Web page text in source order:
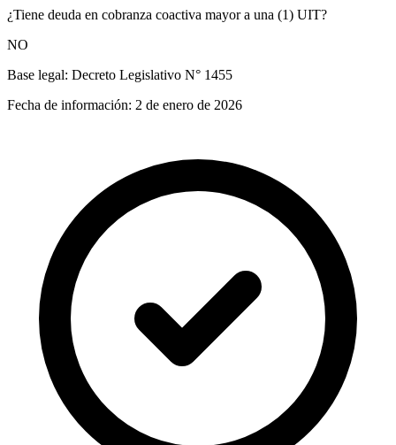
¿Tiene deuda en cobranza coactiva mayor a una (1) UIT?
NO
Base legal: Decreto Legislativo N° 1455
Fecha de información: 2 de enero de 2026